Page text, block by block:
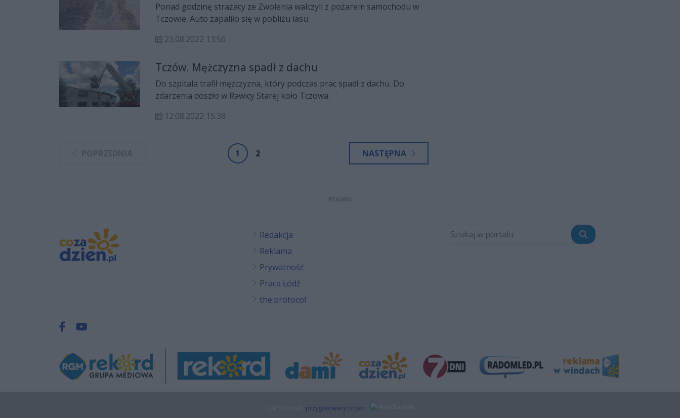
Ponad godzinę strażacy ze Zwolenia walczyli z pożarem samochodu w
Tczowie. Auto zapaliło się w pobliżu lasu.
23.08.2022 13:56
Tczów. Mężczyzna spadł z dachu
Do szpitala trafił mężczyzna, który podczas prac spadł z dachu. Do
zdarzenia doszło w Rawicy Starej koło Tczowa.
12.08.2022 15:38
1 2 NASTĘPNA
REKLAMA
Redakcja
Reklama
Prywatność
Praca Łódź
the:protocol
Szukaj
Facebook.com
Youtube.com
przygotowany przez